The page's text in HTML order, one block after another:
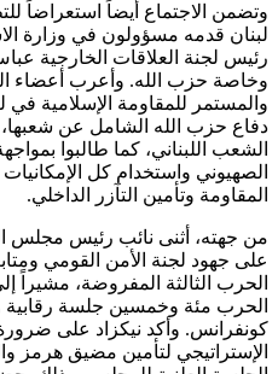
وتضمن الاجتماع أيضاً استعراضاً
لبنان قدمه مسؤولون في وزارة
رئيس لجنة العلاقات الخارجية
وخاصة حزب الله. وأعرب أعضاء
والمستمر للمقاومة الإسلامية
دفاع حزب الله الشامل عن
الشعب اللبناني، كما طالبوا
الصهيوني واستخدام كل
المقاومة وتأمين التآزر الداخلي.
من جهته، أثنى نائب رئيس مجلس
على جهود لجنة الأمن القومي
الحرب الثالثة المفروضة، مشيراً
الحرب مئة وخمسين جلسة رقابية
كونفرانس. وأكد نيكزاد على
الإستراتيجي لتأمين مضيق هرمز